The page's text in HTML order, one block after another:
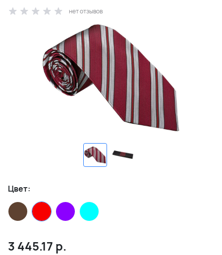
нет отзывов
Цвет:
3 445.17 р.